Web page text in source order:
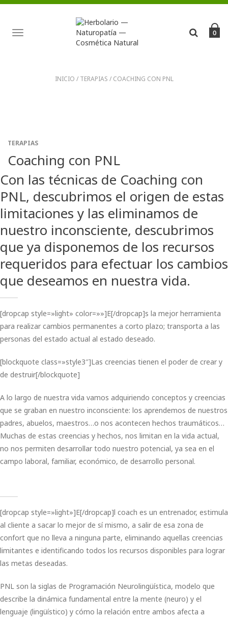
TOGGLE
NAVIGATION
0
INICIO / TERAPIAS / COACHING CON PNL
TERAPIAS
Coaching con PNL
Con las técnicas de Coaching con
PNL, descubrimos el origen de estas
limitaciones y las eliminamos de
nuestro inconsciente, descubrimos
que ya disponemos de los recursos
requeridos para efectuar los cambios
que deseamos en nuestra vida.
[dropcap style=»light» color=»»]E[/dropcap]s la mejor herramienta
para realizar cambios permanentes a corto plazo; transporta a las
personas del estado actual al estado deseado.
[blockquote class=»style3″]Las creencias tienen el poder de crear y
de destruir[/blockquote]
A lo largo de nuestra vida vamos adquiriendo conceptos y creencias
que se graban en nuestro inconsciente: los aprendemos de nuestros
padres, abuelos, maestros…o nos acontecen hechos traumáticos…
Muchas de estas creencias y hechos, nos limitan en la vida actual,
no nos permiten desarrollar todo nuestro potencial, ya sea en el
campo laboral, familiar, económico, de desarrollo personal.
[dropcap style=»light»]E[/dropcap]l coach es un entrenador, estimula
al cliente a sacar lo mejor de sí mismo, a salir de esa zona de
confort que no lleva a ninguna parte, eliminando aquellas creencias
limitantes e identificando todos los recursos disponibles para lograr
las metas deseadas.
PNL son la siglas de Programación Neurolingüística, modelo que
describe la dinámica fundamental entre la mente (neuro) y el
lenguaje (lingüístico) y cómo la relación entre ambos afecta a